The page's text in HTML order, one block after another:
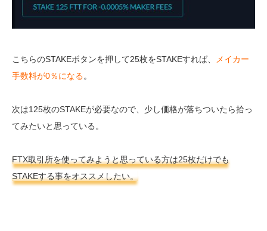
こちらのSTAKEボタンを押して25枚をSTAKEすれば、
メイカー
手数料が0％になる。
次は125枚のSTAKEが必要なので、少し価格が落ちついたら拾っ
てみたいと思っている。
FTX取引所を使ってみようと思っている方は25枚だけでも
STAKEする事をオススメしたい。